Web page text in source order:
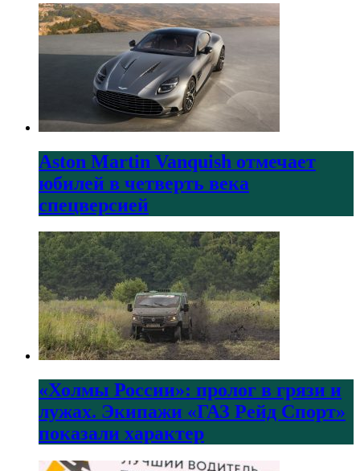
Aston Martin Vanquish отмечает
юбилей в четверть века
спецверсией
«Холмы России»: пролог в грязи и
лужах. Экипажи «ГАЗ Рейд Спорт»
показали характер